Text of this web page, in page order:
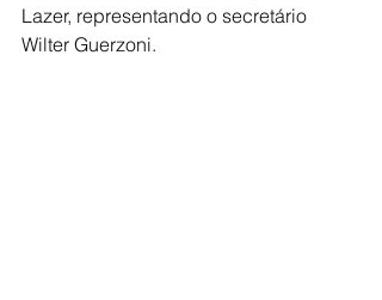
Lazer, representando o secretário
Wilter Guerzoni.